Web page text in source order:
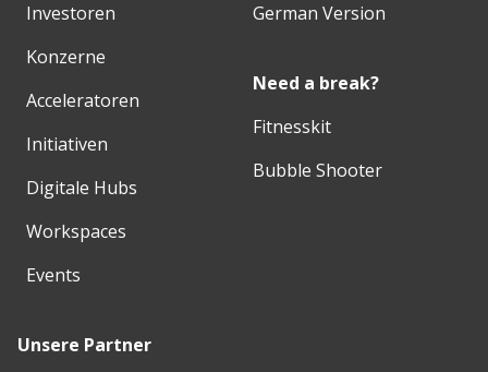
Investoren
Konzerne
Acceleratoren
Initiativen
Digitale Hubs
Workspaces
Events
German Version
Need a break?
Fitnesskit
Bubble Shooter
Unsere Partner